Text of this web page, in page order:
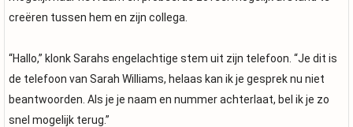
creëren tussen hem en zijn collega.
“Hallo,” klonk Sarahs engelachtige stem uit zijn telefoon. “Je dit is
de telefoon van Sarah Williams, helaas kan ik je gesprek nu niet
beantwoorden. Als je je naam en nummer achterlaat, bel ik je zo
snel mogelijk terug.”